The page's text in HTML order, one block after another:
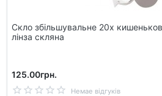
Скло збільшувальне 20x
лінза скляна
125.00грн.
Немае відгуків